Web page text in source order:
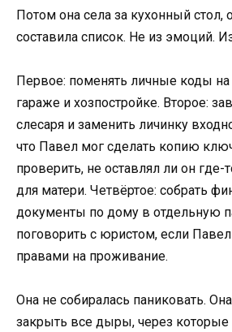
Потом она села за кухонный стол,
составила список. Не из эмоций.
Первое: поменять личные коды на
гараже и хозпостройке. Второе:
слесаря и заменить личинку
что Павел мог сделать копию
проверить, не оставлял ли он где-
для матери. Четвёртое: собрать
документы по дому в отдельную
поговорить с юристом, если
правами на проживание.
Она не собиралась паниковать.
закрыть все дыры, через